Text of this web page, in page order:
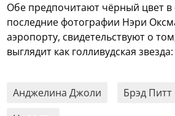
Обе предпочитают чёрный цвет в
последние фотографии Нэри
аэропорту, свидетельствуют о
выглядит как голливудская звезда:
Анджелина Джоли
Брэд Питт